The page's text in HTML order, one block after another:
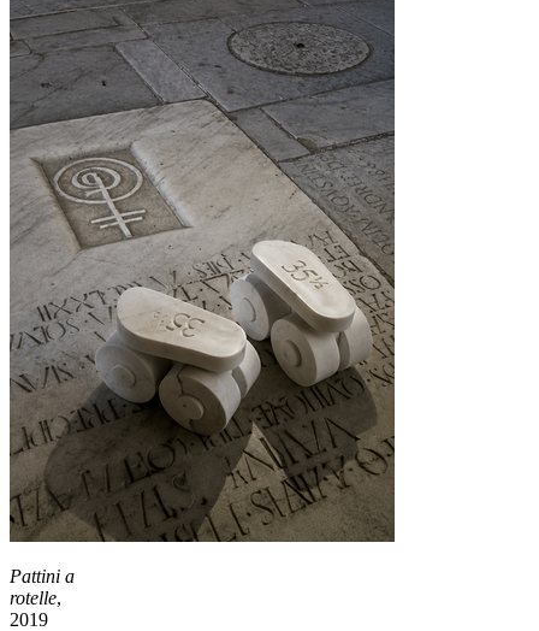
Pattini a
rotelle,
2019